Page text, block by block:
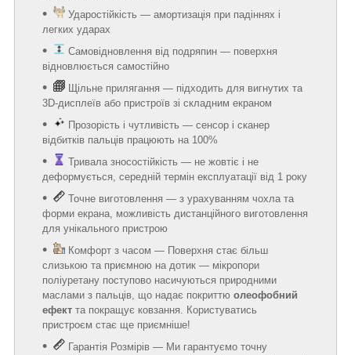
Ударостійкість — амортизація при падіннях і
легких ударах
Самовідновлення від подряпин — поверхня
відновлюється самостійно
Щільне прилягання — підходить для вигнутих та
3D-дисплеїв або пристроїв зі складним екраном
Прозорість і чутливість — сенсор і сканер
відбитків пальців працюють на 100%
Тривала зносостійкість — не жовтіє і не
деформується, середній термін експлуатації від 1 року
Точне виготовлення — з урахуванням чохла та
форми екрана, можливість дистанційного виготовлення
для унікального пристрою
Комфорт з часом — Поверхня стає більш
слизькою та приємною на дотик — мікропори
поліуретану поступово насичуються природними
маслами з пальців, що надає покриттю олеофобний
ефект та покращує ковзання. Користуватись
пристроєм стає ще приємніше!
Гарантія Розмірів — Ми гарантуємо точну